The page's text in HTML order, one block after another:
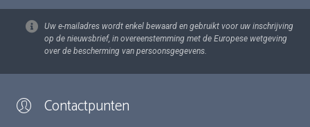
Uw e-mailadres wordt enkel bewaard en gebruikt voor uw inschrijving
op de nieuwsbrief, in overeenstemming met de Europese wetgeving
over de bescherming van persoonsgegevens.
Contactpunten